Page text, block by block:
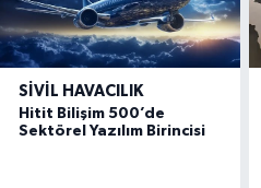
SIVIL HAVACILIK
Hitit Bilişim 500’de
Sektörel Yazılım Birincisi